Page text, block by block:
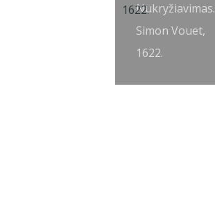
Nukryžiavimas.
Simon Vouet,
1622.